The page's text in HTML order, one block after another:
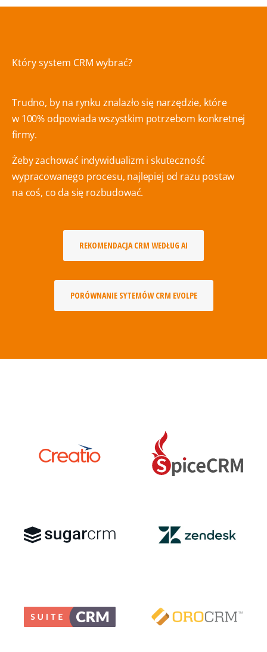
Który system CRM wybrać?
Trudno, by na rynku znalazło się narzędzie, które
w 100% odpowiada wszystkim potrzebom konkretnej
firmy.
Żeby zachować indywidualizm i skuteczność
wypracowanego procesu, najlepiej od razu postaw
na coś, co da się rozbudować.
REKOMENDACJA CRM WEDŁUG AI
PORÓWNANIE SYTEMÓW CRM EVOLPE